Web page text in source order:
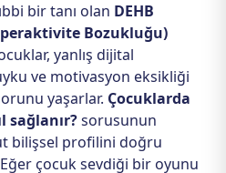
bir tanı olan DEHB
Bozukluğu)
yanlış dijital
ve motivasyon eksikliği
yaşarlar. Çocuklarda
sağlanır?sorusunun
bilişsel profilini doğru
çocuk sevdiği bir oyunu